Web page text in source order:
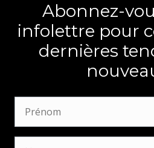
Abonnez-
infolettre pour
dernières